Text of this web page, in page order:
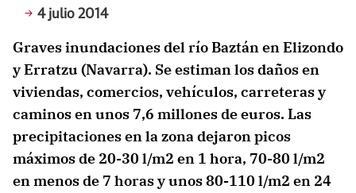
4 julio 2014
Graves inundaciones del río Baztán en Elizondo
y Erratzu (Navarra). Se estiman los daños en
viviendas, comercios, vehículos, carreteras y
caminos en unos 7,6 millones de euros. Las
precipitaciones en la zona dejaron picos
máximos de 20-30 l/m2 en 1 hora, 70-80 l/m2
en menos de 7 horas y unos 80-110 l/m2 en 24